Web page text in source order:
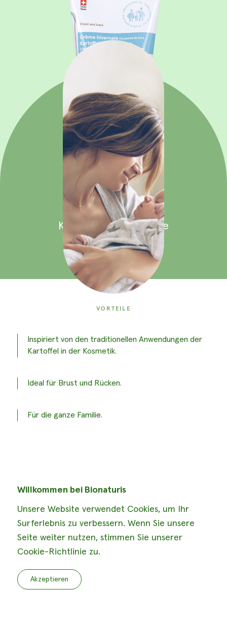
Willkommen bei Bionaturis
Unsere Website verwendet Cookies, um Ihr
Surferlebnis zu verbessern. Wenn Sie unsere
Seite weiter nutzen, stimmen Sie unserer
Cookie-Richtlinie zu.
Akzeptieren
Kartoffelcreme
Kartoffel Wintercreme
VORTEILE
Inspiriert von den traditionellen Anwendungen der
Kartoffel in der Kosmetik.
Ideal für Brust und Rücken.
Für die ganze Familie.